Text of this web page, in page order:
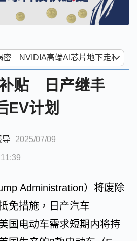
贴 日产继丰
EV计划
导 2025/07/09
Administration）将废除
免措施，日产汽车
国电动车需求短期内将持